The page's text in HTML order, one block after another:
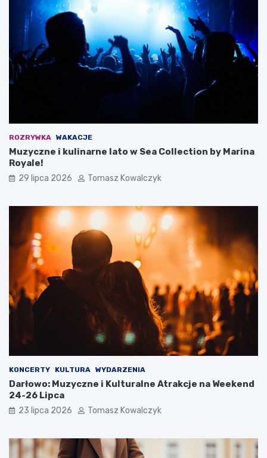
ROZRYWKA WAKACJE
Muzyczne i kulinarne lato w Sea Collection by Marina
Royale!
29 lipca 2026 Tomasz Kowalczyk
KONCERTY KULTURA WYDARZENIA
Darłowo: Muzyczne i Kulturalne Atrakcje na Weekend
24-26 Lipca
23 lipca 2026 Tomasz Kowalczyk